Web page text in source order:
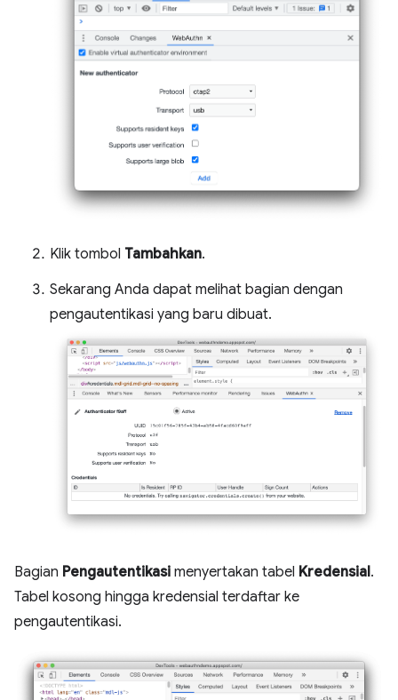
Klik tombol Tambahkan.
Sekarang Anda dapat melihat bagian dengan
pengautentikasi yang baru dibuat.
Bagian Pengautentikasi menyertakan tabel Kredensial.
Tabel kosong hingga kredensial terdaftar ke
pengautentikasi.